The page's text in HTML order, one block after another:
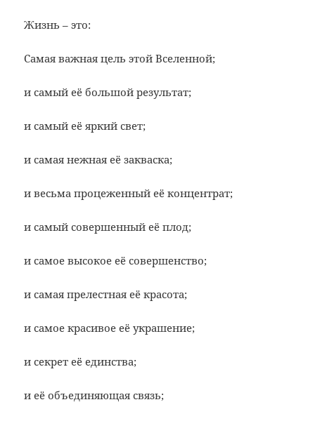
Жизнь – это:
Самая важная цель этой Вселенной;
и самый её большой результат;
и самый её яркий свет;
и самая нежная её закваска;
и весьма процеженный её концентрат;
и самый совершенный её плод;
и самое высокое её совершенство;
и самая прелестная её красота;
и самое красивое её украшение;
и секрет её единства;
и её объединяющая связь;